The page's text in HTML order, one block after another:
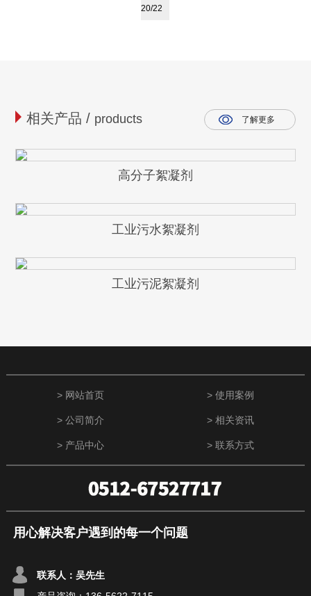
20/22
相关产品 / products 了解更多
高分子絮凝剂
工业污水絮凝剂
工业污泥絮凝剂
> 网站首页 > 使用案例
> 公司简介 > 相关资讯
> 产品中心 > 联系方式
用心解决客户遇到的每一个问题
联系人：吴先生